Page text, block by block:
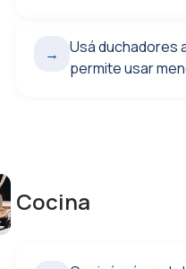
→
Usá duchadores
permite usar
Cocina